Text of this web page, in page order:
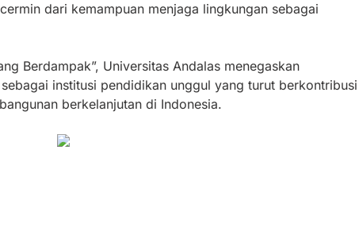
dari kemampuan menjaga lingkungan sebagai
Berdampak”, Universitas Andalas menegaskan
institusi pendidikan unggul yang turut berkontribusi
berkelanjutan di Indonesia.